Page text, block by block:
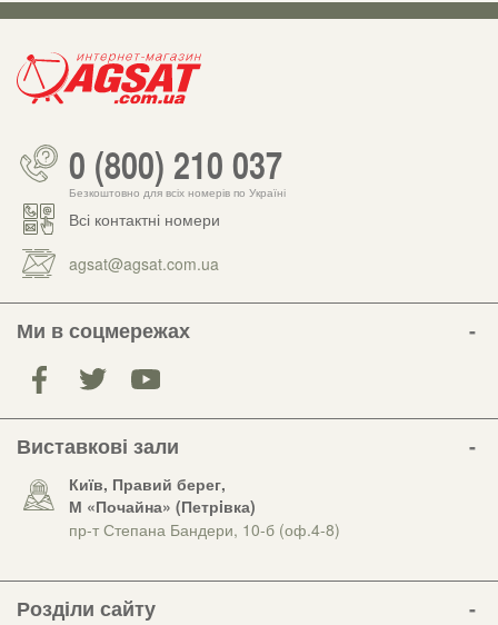
0 (800) 210 037
Безкоштовно для всіх номерів по Україні
Всі контактні номери
agsat@agsat.com.ua
Ми в соцмережах
Виставкові зали
Київ, Правий берег,
М «Почайна» (Петрiвка)
пр-т Степана Бандери, 10-б (оф.4-8)
Розділи сайту